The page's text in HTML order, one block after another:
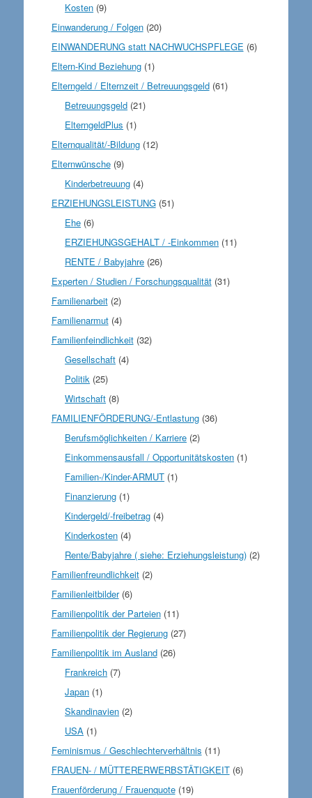
Kosten (9)
Einwanderung / Folgen(20)
EINWANDERUNG statt NACHWUCHSPFLEGE (6)
Eltern-Kind Beziehung(1)
Elterngeld / Elternzeit / Betreuungsgeld(61)
Betreuungsgeld (21)
ElterngeldPlus (1)
Elternqualität/-Bildung(12)
Elternwünsche(9)
Kinderbetreuung (4)
ERZIEHUNGSLEISTUNG(51)
Ehe (6)
ERZIEHUNGSGEHALT / -Einkommen (11)
RENTE / Babyjahre (26)
Experten / Studien / Forschungsqualität(31)
Familienarbeit(2)
Familienarmut(4)
Familienfeindlichkeit(32)
Gesellschaft (4)
Politik (25)
Wirtschaft (8)
FAMILIENFÖRDERUNG/-Entlastung(36)
Berufsmöglichkeiten / Karriere (2)
Einkommensausfall / Opportunitätskosten (1)
Familien-/Kinder-ARMUT (1)
Finanzierung (1)
Kindergeld/-freibetrag (4)
Kinderkosten (4)
Rente/Babyjahre ( siehe: Erziehungsleistung) (2)
Familienfreundlichkeit(2)
Familienleitbilder(6)
Familienpolitik der Parteien(11)
Familienpolitik der Regierung(27)
Familienpolitik im Ausland(26)
Frankreich (7)
Japan (1)
Skandinavien (2)
USA (1)
Feminismus / Geschlechterverhältnis (11)
FRAUEN- / MÜTTERERWERBSTÄTIGKEIT(6)
Frauenförderung / Frauenquote(19)